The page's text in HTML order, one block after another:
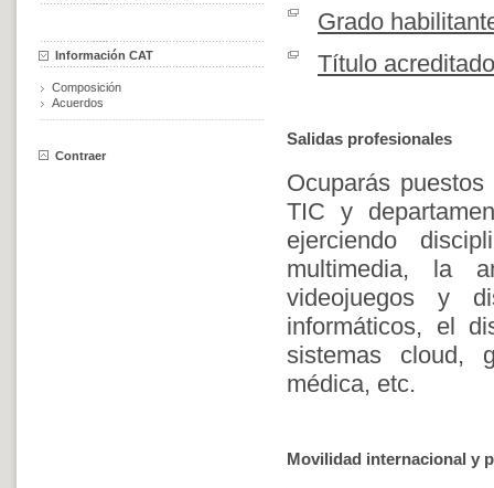
Información CAT
Composición
Acuerdos
Contraer
Grado
Título
Salidas profesionales
Ocuparás
TIC y
ejerciendo
multimedia, la
videojuegos y
informáticos, el
sistemas cloud,
médica, etc.
Movilidad internacional y